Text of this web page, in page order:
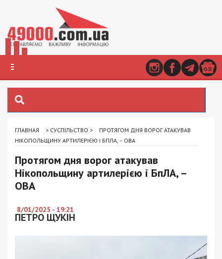
ГЛАВНАЯ > СУСПІЛЬСТВО >
ПРОТЯГОМ ДНЯ ВОРОГ АТАКУВАВ
НІКОПОЛЬЩИНУ АРТИЛЕРІЄЮ І БПЛА, – ОВА
Протягом дня ворог атакував
Нікопольщину артилерією і БпЛА, –
ОВА
8/01/2025 - 19:21
ПЕТРО ЩУКІН